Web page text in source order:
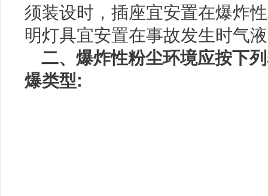
须装设时，插座宜安置在爆炸
明灯具宜安置在事故发生时气
二、爆炸性粉尘环境应按下
爆类型: